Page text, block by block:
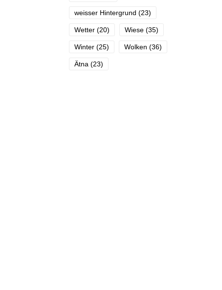
weisser Hintergrund (23)
Wetter (20) Wiese (35)
Winter (25) Wolken (36)
Ätna (23)